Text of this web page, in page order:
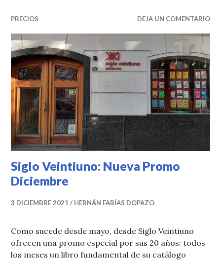
PRECIOS DEJA UN COMENTARIO
Siglo Veintiuno: Nueva Promo
Diciembre
3 DICIEMBRE 2021 HERNÁN FARÍAS DOPAZO
Como sucede desde mayo, desde Siglo Veintiuno
ofrecen una promo especial por sus 20 años: todos
los meses un libro fundamental de su catálogo